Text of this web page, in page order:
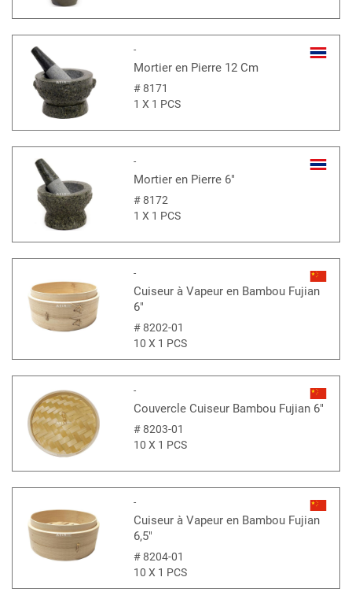
-
Mortier en Pierre 12 Cm
#8171
1 X 1 PCS
-
Mortier en Pierre 6"
#8172
1 X 1 PCS
-
Cuiseur à Vapeur en Bambou Fujian
6"
#8202-01
10 X 1 PCS
-
Couvercle Cuiseur Bambou Fujian 6"
#8203-01
10 X 1 PCS
-
Cuiseur à Vapeur en Bambou Fujian
6,5"
#8204-01
10 X 1 PCS